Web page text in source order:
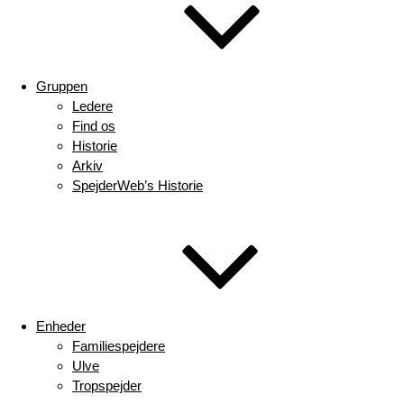
Gruppen
Ledere
Find os
Historie
Arkiv
SpejderWeb’s Historie
Enheder
Familiespejdere
Ulve
Tropspejder